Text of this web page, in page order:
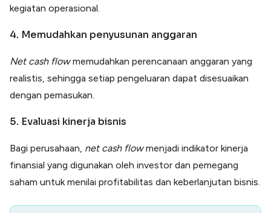
kegiatan operasional.
4. Memudahkan penyusunan anggaran
Net cash flowmemudahkan perencanaan anggaran yang
realistis, sehingga setiap pengeluaran dapat disesuaikan
dengan pemasukan.
5. Evaluasi kinerja bisnis
Bagi perusahaan, net cash flowmenjadi indikator kinerja
finansial yang digunakan oleh investor dan pemegang
saham untuk menilai profitabilitas dan keberlanjutan bisnis.